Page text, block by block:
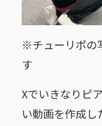
※チューリポの
す
Xでいきなりピ
い動画を作成